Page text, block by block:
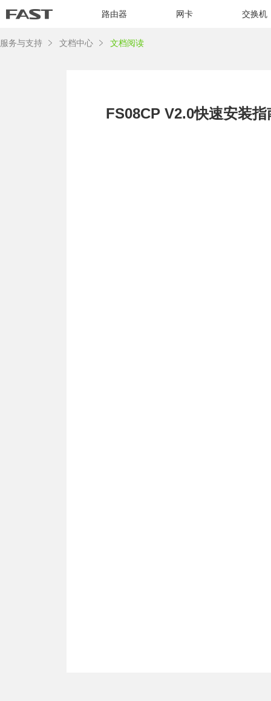
路由器 网卡 交换机
服务与支持 文档中心 文档阅读
FS08CP V2.0快速安装指